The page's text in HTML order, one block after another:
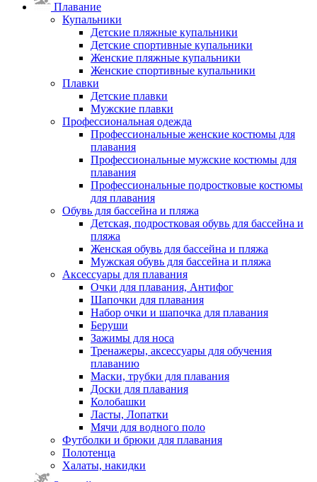
Плавание
Купальники
Детские пляжные купальники
Детские спортивные купальники
Женские пляжные купальники
Женские спортивные купальники
Плавки
Детские плавки
Мужские плавки
Профессиональная одежда
Профессиональные женские костюмы для
плавания
Профессиональные мужские костюмы для
плавания
Профессиональные подростковые костюмы
для плавания
Обувь для бассейна и пляжа
Детская, подростковая обувь для бассейна и
пляжа
Женская обувь для бассейна и пляжа
Мужская обувь для бассейна и пляжа
Аксессуары для плавания
Очки для плавания, Антифог
Шапочки для плавания
Набор очки и шапочка для плавания
Беруши
Зажимы для носа
Тренажеры, аксессуары для обучения
плаванию
Маски, трубки для плавания
Доски для плавания
Колобашки
Ласты, Лопатки
Мячи для водного поло
Футболки и брюки для плавания
Полотенца
Халаты, накидки